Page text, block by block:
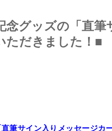
念グッズの「直
ただきました！■
筆サイン入りメッセージカ